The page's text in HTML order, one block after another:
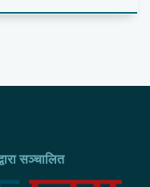
सञ्चालित